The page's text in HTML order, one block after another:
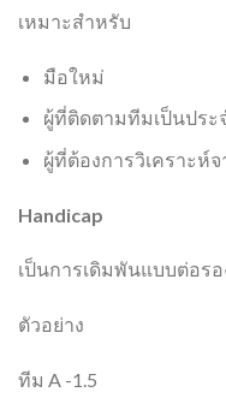
เหมาะสำหรับ
มือใหม่
ผู้ที่ติดตามทีมเป็นประ
ผู้ที่ต้องการวิเคราะห์
Handicap
เป็นการเดิมพันแบบต่อร
ตัวอย่าง
ทีม A -1.5